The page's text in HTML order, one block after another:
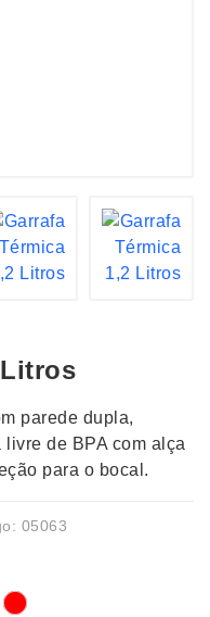
parede dupla,
de BPA com alça
para o bocal.
05063